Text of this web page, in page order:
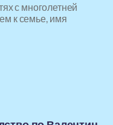
с многолетней
к семье, имя